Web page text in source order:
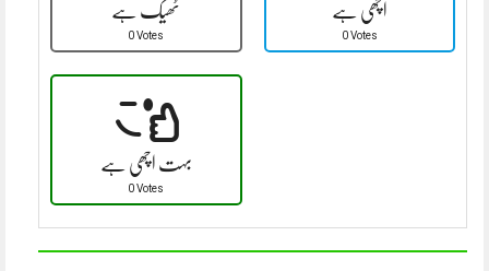
ٹھیک ہے
0 Votes
اچھی ہے
0 Votes
بہت اچھی ہے
0 Votes